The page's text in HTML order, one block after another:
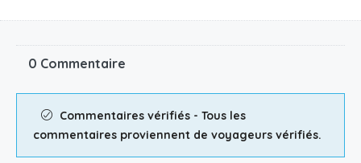
0 Commentaire
Commentaires vérifiés - Tous les
commentaires proviennent de voyageurs vérifiés.